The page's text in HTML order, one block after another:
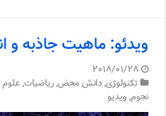
ویدئو: ماهیت جاذبه و
2018/01/28
تکنولوژی,دانش محض,ریاضیات,
نجوم,ویدیو